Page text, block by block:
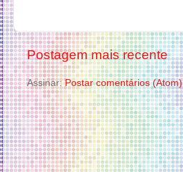
Postagem mais recente
Assinar:Postar comentários (Atom)